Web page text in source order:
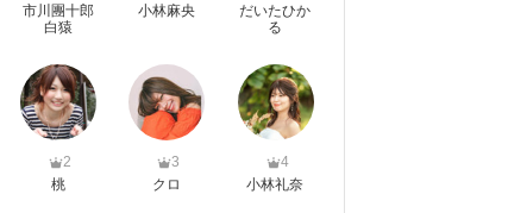
市川團十郎
白猿
小林麻央
だいたひか
る
2
桃
3
クロ
4
小林礼奈